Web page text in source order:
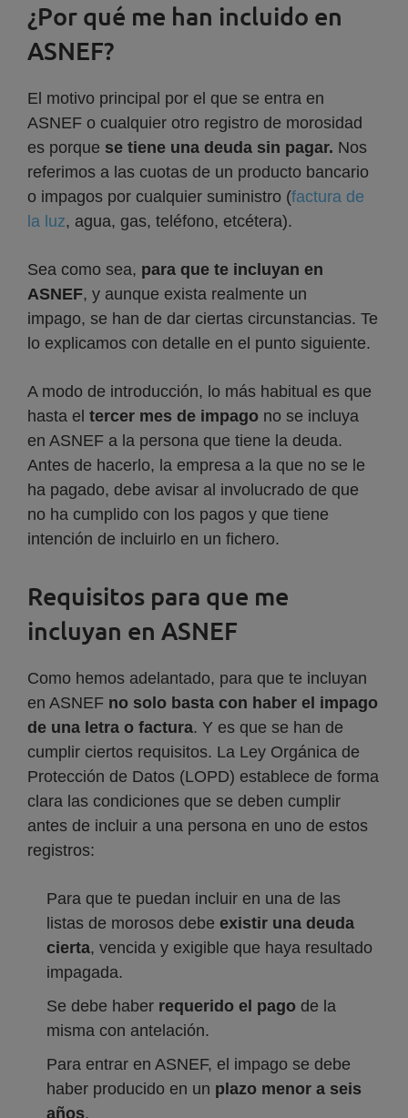
¿Por qué me han incluido en
ASNEF?
El motivo principal por el que se entra en
ASNEF o cualquier otro registro de morosidad
es porque se tiene una deuda sin pagar. Nos
referimos a las cuotas de un producto bancario
o impagos por cualquier suministro (factura de
la luz, agua, gas, teléfono, etcétera).
Sea como sea, para que te incluyan en
ASNEF, y aunque exista realmente un
impago, se han de dar ciertas circunstancias. Te
lo explicamos con detalle en el punto siguiente.
A modo de introducción, lo más habitual es que
hasta el tercer mes de impago no se incluya
en ASNEF a la persona que tiene la deuda.
Antes de hacerlo, la empresa a la que no se le
ha pagado, debe avisar al involucrado de que
no ha cumplido con los pagos y que tiene
intención de incluirlo en un fichero.
Requisitos para que me
incluyan en ASNEF
Como hemos adelantado, para que te incluyan
en ASNEF no solo basta con haber el impago
de una letra o factura. Y es que se han de
cumplir ciertos requisitos. La Ley Orgánica de
Protección de Datos (LOPD) establece de forma
clara las condiciones que se deben cumplir
antes de incluir a una persona en uno de estos
registros:
Para que te puedan incluir en una de las
listas de morosos debe existir una deuda
cierta, vencida y exigible que haya resultado
impagada.
Se debe haber requerido el pago de la
misma con antelación.
Para entrar en ASNEF, el impago se debe
haber producido en un plazo menor a seis
años.